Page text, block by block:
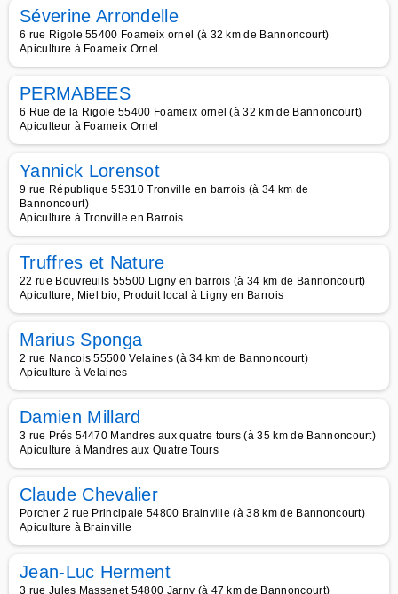
Séverine Arrondelle
6 rue Rigole 55400 Foameix ornel (à 32 km de Bannoncourt)
Apiculture à Foameix Ornel
PERMABEES
6 Rue de la Rigole 55400 Foameix ornel (à 32 km de Bannoncourt)
Apiculteur à Foameix Ornel
Yannick Lorensot
9 rue République 55310 Tronville en barrois (à 34 km de
Bannoncourt)
Apiculture à Tronville en Barrois
Truffres et Nature
22 rue Bouvreuils 55500 Ligny en barrois (à 34 km de Bannoncourt)
Apiculture, Miel bio, Produit local à Ligny en Barrois
Marius Sponga
2 rue Nancois 55500 Velaines (à 34 km de Bannoncourt)
Apiculture à Velaines
Damien Millard
3 rue Prés 54470 Mandres aux quatre tours (à 35 km de Bannoncourt)
Apiculture à Mandres aux Quatre Tours
Claude Chevalier
Porcher 2 rue Principale 54800 Brainville (à 38 km de Bannoncourt)
Apiculture à Brainville
Jean-Luc Herment
3 rue Jules Massenet 54800 Jarny (à 47 km de Bannoncourt)